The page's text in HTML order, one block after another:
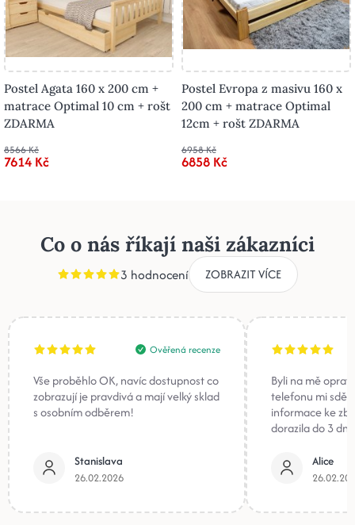
Postel Agata 160 x 200 cm +
matrace Optimal 10 cm + rošt
ZDARMA
8566 Kč
7614 Kč
Postel Evropa z masivu 160 x
200 cm + matrace Optimal
12cm + rošt ZDARMA
6958 Kč
6858 Kč
Co o nás říkají naši zákazníci
3 hodnocení ZOBRAZIT VÍCE
Ověřená recenze
Vše proběhlo OK, navíc dostupnost co
zobrazují je pravdivá a mají velký sklad
s osobním odběrem!
Stanislava
26.02.2026
Byli na mě
telefonu mi
informace ke
dorazila do 3
Alice